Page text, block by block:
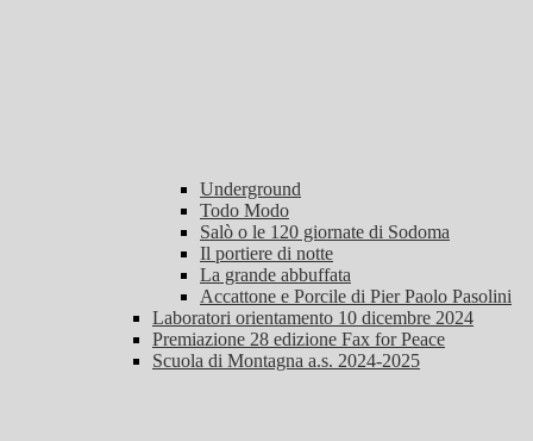
Underground
Todo Modo
Salò o le 120 giornate di Sodoma
Il portiere di notte
La grande abbuffata
Accattone e Porcile di Pier Paolo Pasolini
Laboratori orientamento 10 dicembre 2024
Premiazione 28 edizione Fax for Peace
Scuola di Montagna a.s. 2024-2025